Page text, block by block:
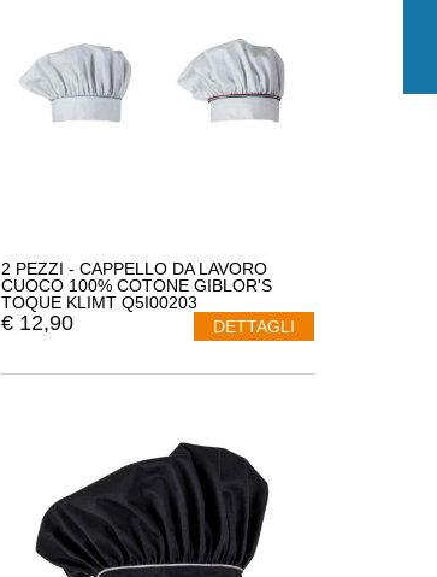
2 PEZZI - CAPPELLO DA LAVORO
CUOCO 100% COTONE GIBLOR'S
TOQUE KLIMT Q5I00203
€ 12,90 DETTAGLI